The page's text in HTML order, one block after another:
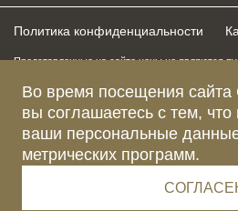
Во время посещения сайта
вы соглашаетесь с тем,
ваши персональные
метрических программ.
Политика конфиденциальности
Представленные на сайте цены не являются
быть изменены в любое время без
подробной информации о стоимости, сроках и
обращаться к менеджерам по указанным
Зарегистрированное название компании
Адрес Ш. РУБЛЁВСКОЕ, Д. 52А, ПОМЕЩ. I